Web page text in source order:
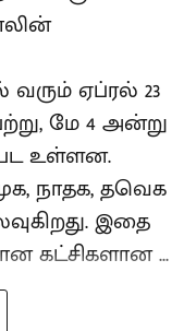
வரும் ஏப்ரல் 23
மே 4 அன்று
உள்ளன.
நாதக, தவெக
இதை
கட்சிகளான ...